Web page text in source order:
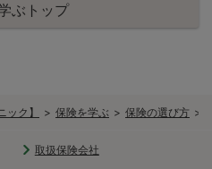
ク】 保険を学ぶ 保険の選び方
ぶトップ
取扱保険会社